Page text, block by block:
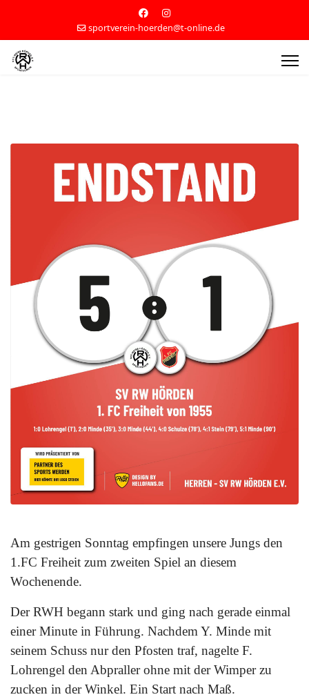
sportverein-hoerden@t-online.de
Am gestrigen Sonntag empfingen unsere Jungs den
1.FC Freiheit zum zweiten Spiel an diesem
Wochenende.
Der RWH begann stark und ging nach gerade einmal
einer Minute in Führung. Nachdem Y. Minde mit
seinem Schuss nur den Pfosten traf, nagelte F.
Lohrengel den Abpraller ohne mit der Wimper zu
zucken in der Winkel. Ein Start nach Maß.